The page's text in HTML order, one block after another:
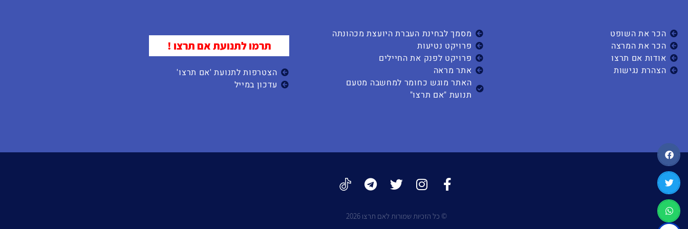
הכר את השופט
הכר את המרצה
אודות אם תרצו
הצהרת נגישות
מסמך לבחינת העברת היועצת מכהונתה
פרויקט נטיעות
פרויקט לפנק את החיילים
אתר מראה
האתר מוגש כחומר למחשבה מטעם
תנועת "אם תרצו"
תרמו לתנועת אם תרצו !
הצטרפות לתנועת 'אם תרצו'
עדכון במייל
© כל הזכיות שמורות לאם תרצו 2026